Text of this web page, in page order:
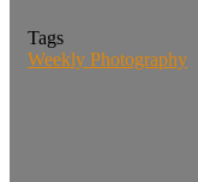
Tags
Weekly Photography